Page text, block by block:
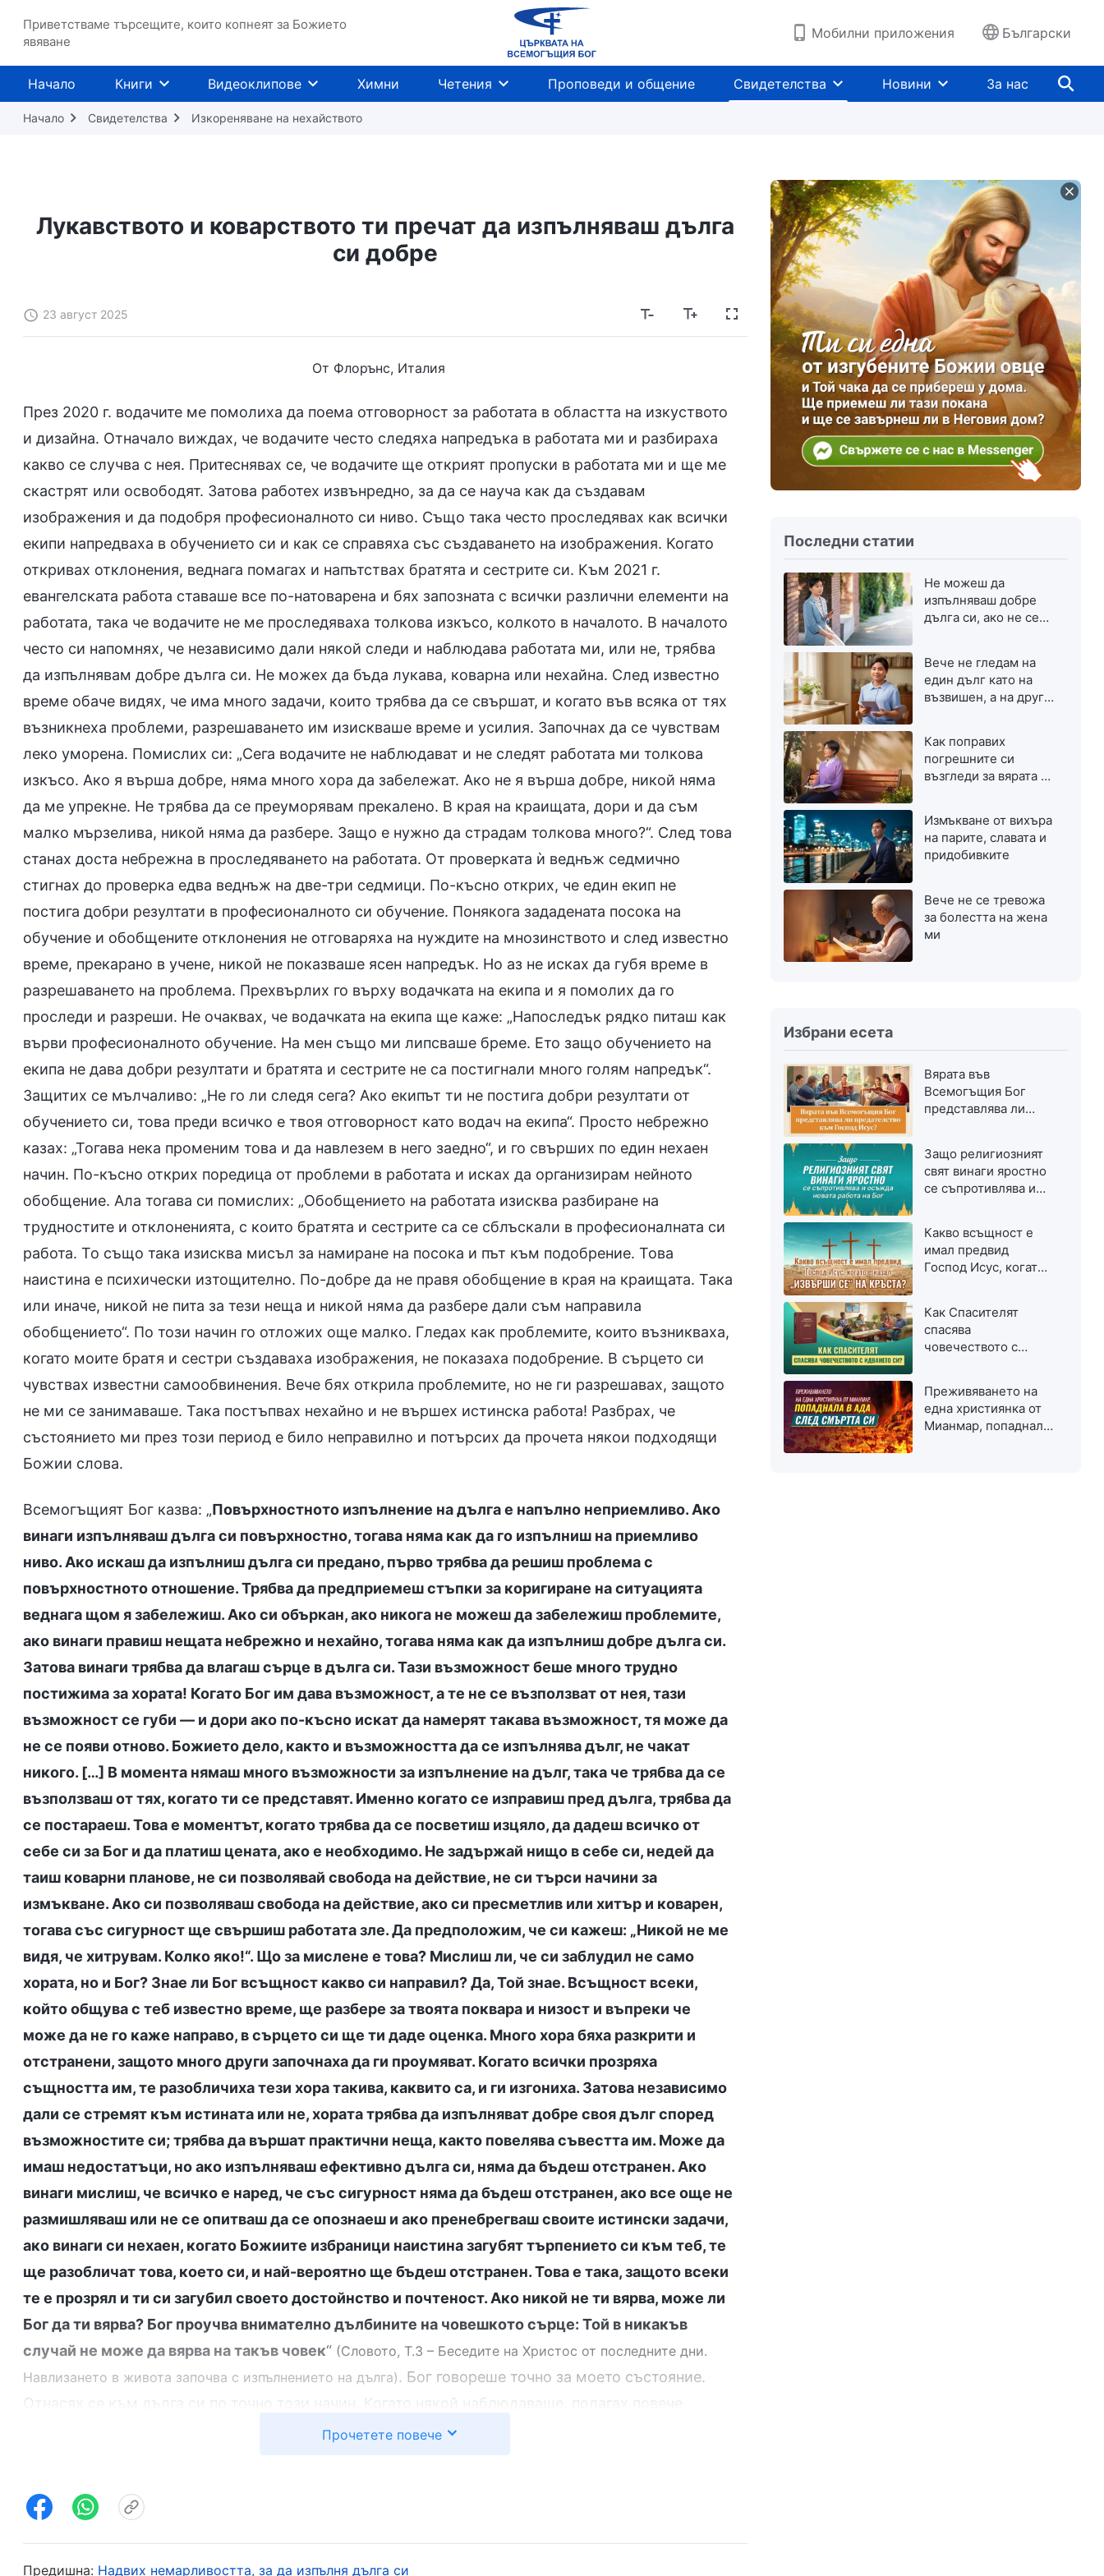
Приветстваме търсещите, които копнеят за Божието
явяване
Мобилни приложения Български
Начало Книги Видеоклипове Химни Четения Проповеди и общение Свидетелства Новини За нас
Начало Свидетелства Изкореняване на нехайството
Лукавството и коварството ти пречат да изпълняваш дълга
си добре
23 август 2025
От Флорънс, Италия
През 2020 г. водачите ме помолиха да поема отговорност за работата в областта на изкуството
и дизайна. Отначало виждах, че водачите често следяха напредъка в работата ми и разбираха
какво се случва с нея. Притеснявах се, че водачите ще открият пропуски в работата ми и ще ме
скастрят или освободят. Затова работех извънредно, за да се науча как да създавам
изображения и да подобря професионалното си ниво. Също така често проследявах как всички
екипи напредваха в обучението си и как се справяха със създаването на изображения. Когато
откривах отклонения, веднага помагах и напътствах братята и сестрите си. Към 2021 г.
евангелската работа ставаше все по-натоварена и бях запозната с всички различни елементи на
работата, така че водачите не ме проследяваха толкова изкъсо, колкото в началото. В началото
често си напомнях, че независимо дали някой следи и наблюдава работата ми, или не, трябва
да изпълнявам добре дълга си. Не можех да бъда лукава, коварна или нехайна. След известно
време обаче видях, че има много задачи, които трябва да се свършат, и когато във всяка от тях
възникнеха проблеми, разрешаването им изискваше време и усилия. Започнах да се чувствам
леко уморена. Помислих си: „Сега водачите не наблюдават и не следят работата ми толкова
изкъсо. Ако я върша добре, няма много хора да забележат. Ако не я върша добре, никой няма
да ме упрекне. Не трябва да се преуморявам прекалено. В края на краищата, дори и да съм
малко мързелива, никой няма да разбере. Защо е нужно да страдам толкова много?“. След това
станах доста небрежна в проследяването на работата. От проверката ѝ веднъж седмично
стигнах до проверка едва веднъж на две-три седмици. По-късно открих, че един екип не
постига добри резултати в професионалното си обучение. Понякога зададената посока на
обучение и обобщените отклонения не отговаряха на нуждите на мнозинството и след известно
време, прекарано в учене, никой не показваше ясен напредък. Но аз не исках да губя време в
разрешаването на проблема. Прехвърлих го върху водачката на екипа и я помолих да го
проследи и разреши. Не очаквах, че водачката на екипа ще каже: „Напоследък рядко питаш как
върви професионалното обучение. На мен също ми липсваше бреме. Ето защо обучението на
екипа не дава добри резултати и братята и сестрите не са постигнали много голям напредък“.
Защитих се мълчаливо: „Не го ли следя сега? Ако екипът ти не постига добри резултати от
обучението си, това преди всичко е твоя отговорност като водач на екипа“. Просто небрежно
казах: „Тогава нека променим това и да навлезем в него заедно“, и го свърших по един нехаен
начин. По-късно открих поредица от проблеми в работата и исках да организирам нейното
обобщение. Ала тогава си помислих: „Обобщението на работата изисква разбиране на
трудностите и отклоненията, с които братята и сестрите са се сблъскали в професионалната си
работа. То също така изисква мисъл за намиране на посока и път към подобрение. Това
наистина е психически изтощително. По-добре да не правя обобщение в края на краищата. Така
или иначе, никой не пита за тези неща и никой няма да разбере дали съм направила
обобщението“. По този начин го отложих още малко. Гледах как проблемите, които възникваха,
когато моите братя и сестри създаваха изображения, не показаха подобрение. В сърцето си
чувствах известни самообвинения. Вече бях открила проблемите, но не ги разрешавах, защото
не ми се занимаваше. Така постъпвах нехайно и не вършех истинска работа! Разбрах, че
състоянието ми през този период е било неправилно и потърсих да прочета някои подходящи
Божии слова.
Всемогъщият Бог казва: „Повърхностното изпълнение на дълга е напълно неприемливо. Ако
винаги изпълняваш дълга си повърхностно, тогава няма как да го изпълниш на приемливо
ниво. Ако искаш да изпълниш дълга си предано, първо трябва да решиш проблема с
повърхностното отношение. Трябва да предприемеш стъпки за коригиране на ситуацията
веднага щом я забележиш. Ако си объркан, ако никога не можеш да забележиш проблемите,
ако винаги правиш нещата небрежно и нехайно, тогава няма как да изпълниш добре дълга си.
Затова винаги трябва да влагаш сърце в дълга си. Тази възможност беше много трудно
постижима за хората! Когато Бог им дава възможност, а те не се възползват от нея, тази
възможност се губи — и дори ако по-късно искат да намерят такава възможност, тя може да
не се появи отново. Божието дело, както и възможността да се изпълнява дълг, не чакат
никого. […] В момента нямаш много възможности за изпълнение на дълг, така че трябва да се
възползваш от тях, когато ти се представят. Именно когато се изправиш пред дълга, трябва да
се постараеш. Това е моментът, когато трябва да се посветиш изцяло, да дадеш всичко от
себе си за Бог и да платиш цената, ако е необходимо. Не задържай нищо в себе си, недей да
таиш коварни планове, не си позволявай свобода на действие, не си търси начини за
измъкване. Ако си позволяваш свобода на действие, ако си пресметлив или хитър и коварен,
тогава със сигурност ще свършиш работата зле. Да предположим, че си кажеш: „Никой не ме
видя, че хитрувам. Колко яко!“. Що за мислене е това? Мислиш ли, че си заблудил не само
хората, но и Бог? Знае ли Бог всъщност какво си направил? Да, Той знае. Всъщност всеки,
който общува с теб известно време, ще разбере за твоята поквара и низост и въпреки че
може да не го каже направо, в сърцето си ще ти даде оценка. Много хора бяха разкрити и
отстранени, защото много други започнаха да ги проумяват. Когато всички прозряха
същността им, те разобличиха тези хора такива, каквито са, и ги изгониха. Затова независимо
дали се стремят към истината или не, хората трябва да изпълняват добре своя дълг според
възможностите си; трябва да вършат практични неща, както повелява съвестта им. Може да
имаш недостатъци, но ако изпълняваш ефективно дълга си, няма да бъдеш отстранен. Ако
винаги мислиш, че всичко е наред, че със сигурност няма да бъдеш отстранен, ако все още не
размишляваш или не се опитваш да се опознаеш и ако пренебрегваш своите истински задачи,
ако винаги си нехаен, когато Божиите избраници наистина загубят търпението си към теб, те
ще разобличат това, което си, и най-вероятно ще бъдеш отстранен. Това е така, защото всеки
те е прозрял и ти си загубил своето достойнство и почтеност. Ако никой не ти вярва, може ли
Бог да ти вярва? Бог проучва внимателно дълбините на човешкото сърце: Той в никакъв
случай не може да вярва на такъв човек“ (Словото, Т.3 – Беседите на Христос от последните дни.
Навлизането в живота започва с изпълнението на дълга). Бог говореше точно за моето състояние.
Отнасях се към дълга си по точно този начин. Когато някой наблюдаваше, полагах повече
усилия, ала когато никой не ме надзираваше, станах лукава и коварна и се държах нехайно.
в изпълнението на дълга си. Често проследявах работата на различните екипи и напътствах и
Прочетете повече
Предишна: Надвих немарливостта, за да изпълня дълга си
Последни статии
Не можеш да
изпълняваш добре
дълга си, ако не се
Вече не гледам на
един дълг като на
възвишен, а на друг
Как поправих
погрешните си
възгледи за вярата в
Измъкване от вихъра
на парите, славата и
придобивките
Вече не се тревожа
за болестта на жена
ми
Избрани есета
Вярата във
Всемогъщия Бог
представлява ли
Защо религиозният
свят винаги яростно
се съпротивлява и
Какво всъщност е
имал предвид
Господ Исус, когато
Как Спасителят
спасява
човечеството с
Преживяването на
една християнка от
Мианмар, попаднала